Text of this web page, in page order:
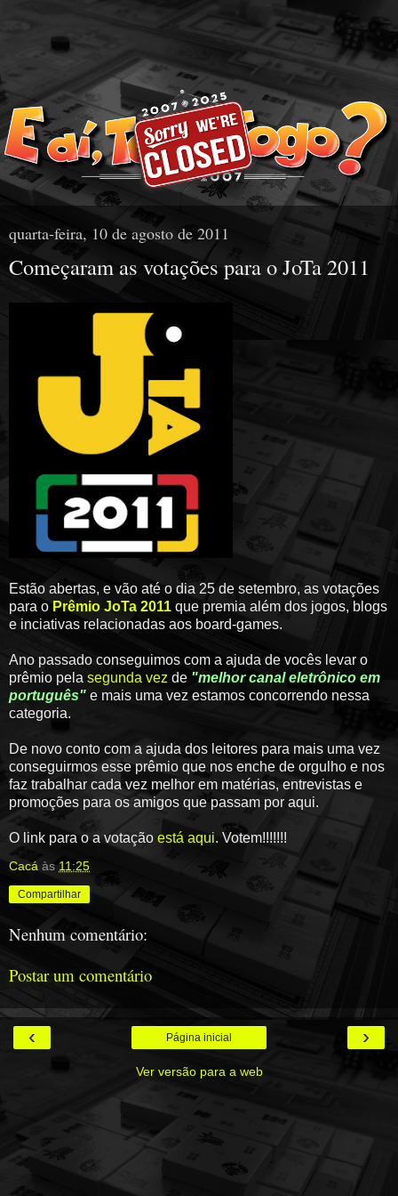
quarta-feira, 10 de agosto de 2011
Começaram as votações para o JoTa 2011
Estão abertas, e vão até o dia 25 de setembro, as votações
para o Prêmio JoTa 2011 que premia além dos jogos, blogs
e inciativas relacionadas aos board-games.
Ano passado conseguimos com a ajuda de vocês levar o
prêmio pela segunda vez de "melhor canal eletrônico em
português" e mais uma vez estamos concorrendo nessa
categoria.
De novo conto com a ajuda dos leitores para mais uma vez
conseguirmos esse prêmio que nos enche de orgulho e nos
faz trabalhar cada vez melhor em matérias, entrevistas e
promoções para os amigos que passam por aqui.
O link para o a votação está aqui. Votem!!!!!!!
Cacá às 11:25
Compartilhar
Nenhum comentário:
Postar um comentário
‹ ›
Página inicial
Ver versão para a web